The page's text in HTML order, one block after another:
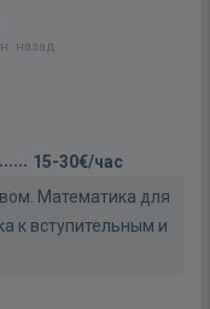
назад
15-30€/час
Математика для
к вступительным и